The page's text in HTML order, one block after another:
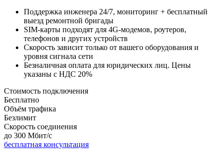
Поддержка инженера 24/7, мониторинг + бесплатный
выезд ремонтной бригады
SIM-карты подходят для 4G-модемов, роутеров,
телефонов и других устройств
Скорость зависит только от вашего оборудования и
уровня сигнала сети
Безналичная оплата для юридических лиц. Цены
указаны с НДС 20%
Стоимость подключения
Бесплатно
Объём трафика
Безлимит
Скорость соединения
до 300 Мбит/с
бесплатная консультация